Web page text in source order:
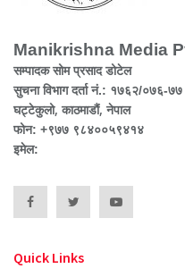
Manikrishna Media
सम्पादक सोम प्रसाद डोटेल
सुचना विभाग दर्ता नं.: १७६२/०७६-७७
घट्टेकुलो, काठमाडौं, नेपाल
फोन: +९७७ ९८४००५९४१४
इमेल:
Quick Links